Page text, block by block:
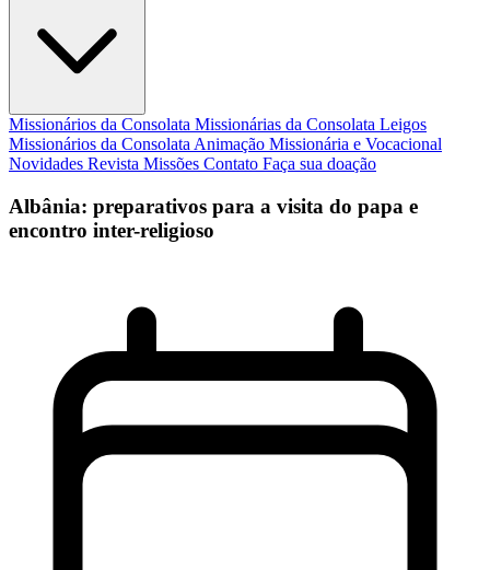
Missionários da Consolata Missionárias da Consolata Leigos
Missionários da Consolata Animação Missionária e Vocacional
Novidades Revista Missões Contato Faça sua doação
Albânia: preparativos para a visita do papa e
encontro inter-religioso